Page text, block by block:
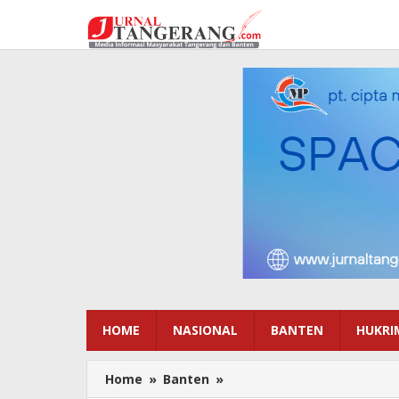
konten
HOME NASIONAL BANTEN
Home » Banten »